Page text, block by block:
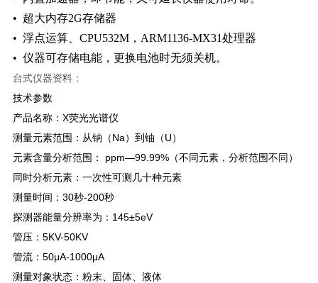
• 超大内存2G存储器
• 浮点运算、CPU532M，ARM1136-MX31处理器
• 仪器可存储电能，更换电池时无须关机。
台式仪器资料：
技术参数
产品名称：X荧光光谱仪
测量元素范围：从钠（Na）到铀（U）
元素含量分析范围： ppm—99.99%（不同元素，分析范围不同）
同时分析元素：一次性可测几十种元素
测量时间：30秒-200秒
探测器能量分辨率为：145±5eV
管压：5KV-50KV
管流：50μA-1000μA
测量对象状态：粉末、固体、液体